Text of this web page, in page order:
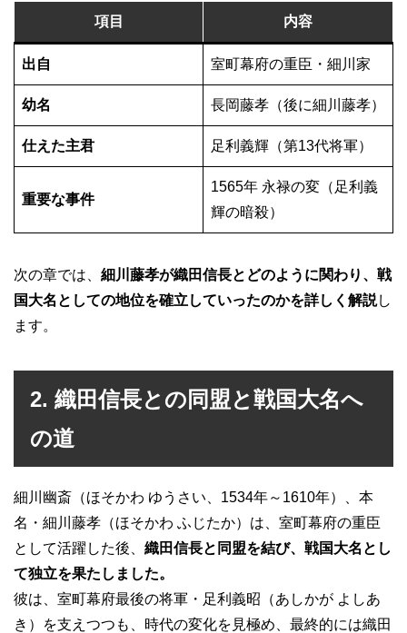
項目 内容
出自 室町幕府の重臣・細川家
幼名 長岡藤孝（後に細川藤孝）
仕えた主君 足利義輝（第13代将軍）
重要な事件
1565年 永禄の変（足利義
輝の暗殺）
次の章では、 細川藤孝が織田信長とどのように関わり、戦
国大名としての地位を確立していったのかを詳しく解説し
ます。
2. 織田信長との同盟と戦国大名へ
の道
細川幽斎（ほそかわ ゆうさい、1534年～1610年）、本
名・細川藤孝（ほそかわ ふじたか）は、室町幕府の重臣
として活躍した後、 織田信長と同盟を結び、戦国大名とし
て独立を果たしました。
彼は、室町幕府最後の将軍・足利義昭（あしかが よしあ
き）を支えつつも、時代の変化を見極め、最終的には織田